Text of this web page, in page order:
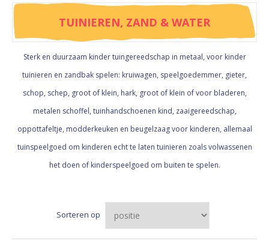
TUINIEREN, ZAND & WATER
Sterk en duurzaam kinder tuingereedschap in metaal, voor kinder
tuinieren en zandbak spelen: kruiwagen, speelgoedemmer, gieter,
schop, schep, groot of klein, hark, groot of klein of voor bladeren,
metalen schoffel, tuinhandschoenen kind, zaaigereedschap,
oppottafeltje, modderkeuken en beugelzaag voor kinderen, allemaal
tuinspeelgoed om kinderen echt te laten tuinieren zoals volwassenen
het doen of kinderspeelgoed om buiten te spelen.
Sorteren op